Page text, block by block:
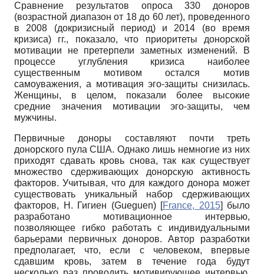
Сравнение результатов опроса 330 доноров
(возрастной диапазон от 18 до 60 лет), проведенного
в 2008 (докризисный период) и 2014 (во время
кризиса) гг., показало, что приоритеты донорской
мотивации не претерпели заметных изменений. В
процессе углубления кризиса наиболее
существенным мотивом остался мотив
самоуважения, а мотивация эго-защиты снизилась.
Женщины, в целом, показали более высокие
средние значения мотивации эго-защиты, чем
мужчины.
Первичные доноры составляют почти треть
донорского пула США. Однако лишь немногие из них
приходят сдавать кровь снова, так как существует
множество сдерживающих донорскую активность
факторов. Учитывая, что для каждого донора может
существовать уникальный набор сдерживающих
факторов, Н. Гигиен (Gueguen) [France, 2015] было
разработано мотивационное интервью,
позволяющее гибко работать с индивидуальными
барьерами первичных доноров. Автор разработки
предполагает, что, если с человеком, впервые
сдавшим кровь, затем в течение года будут